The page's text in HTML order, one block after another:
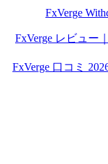
FxVerge
FxVerge レビュー
FxVerge 口コミ